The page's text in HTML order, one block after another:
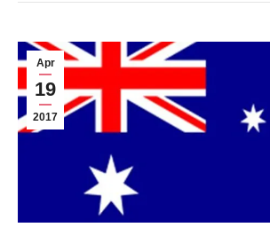
Apr
19
2017